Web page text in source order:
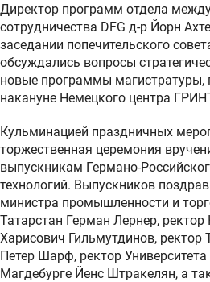
Директор программ отдела
сотрудничества DFG д-р Йорн
заседании попечительского
обсуждались вопросы
новые программы магистратуры,
накануне Немецкого центра
Кульминацией праздничных
торжественная церемония
выпускникам Германо-
технологий. Выпускников
министра промышленности и
Татарстан Герман Лернер,
Харисович Гильмутдинов,
Петер Шарф, ректор
Магдебурге Йенс Штракелян, а